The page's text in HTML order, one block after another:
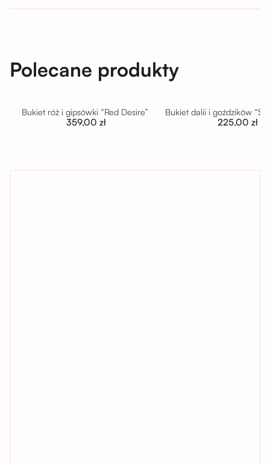
Polecane produkty
Bukiet róż i gipsówki “Red Desire”
359,00 zł
Bukiet dalii i goździków
225,00 zł